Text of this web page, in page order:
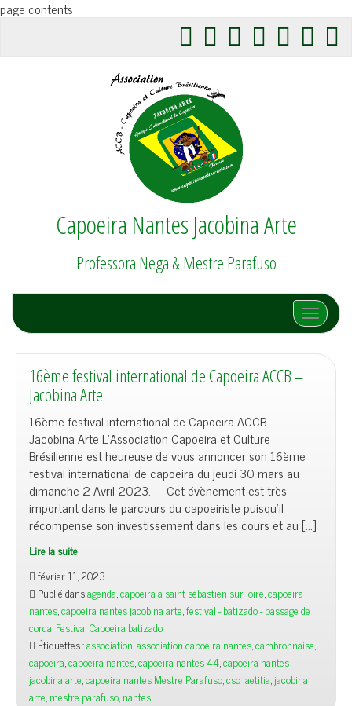
page contents
Capoeira Nantes Jacobina Arte
– Professora Nega & Mestre Parafuso –
Afficher/
16ème festival international de Capoeira ACCB –
Jacobina Arte
16ème festival international de Capoeira ACCB –
Jacobina Arte L’Association Capoeira et Culture
Brésilienne est heureuse de vous annoncer son 16ème
festival international de capoeira du jeudi 30 mars au
dimanche 2 Avril 2023. Cet évènement est très
important dans le parcours du capoeiriste puisqu’il
récompense son investissement dans les cours et au […]
Lire la suite
février 11, 2023
Publié dansagenda,capoeira a saint sébastien sur loire,capoeira
nantes,capoeira nantes jacobina arte,festival - batizado - passage de
corda,Festival Capoeira batizado
Étiquettes :association,association capoeira nantes,cambronnaise,
capoeira,capoeira nantes,capoeira nantes 44,capoeira nantes
jacobina arte,capoeira nantes Mestre Parafuso,csc laetitia,jacobina
arte,mestre parafuso,nantes